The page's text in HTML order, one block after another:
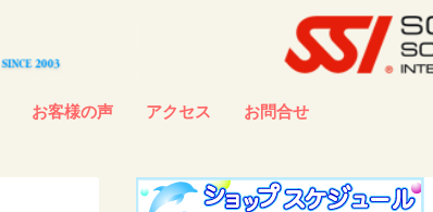
お客様の声 アクセス お問合せ